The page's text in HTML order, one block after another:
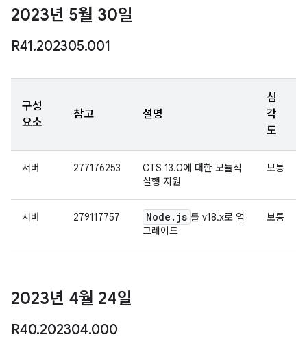
2023년 5월 30일
R41.202305.001
구성
요소
참고 설명
심
각
도
서버 277176253
CTS 13.0에 대한 모듈식
실행 지원
보통
서버 279117757 Node . js 를 v18.x로 업
그레이드
보통
2023년 4월 24일
R40.202304.000